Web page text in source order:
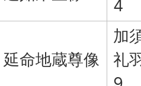
4
延命地蔵尊像
加
礼